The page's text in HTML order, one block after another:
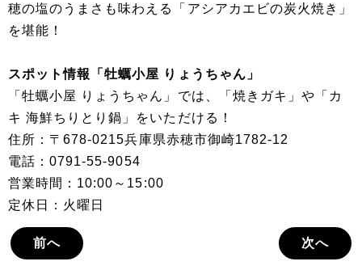
穂の塩のうまさも味わえる「アシアカエビの炭火焼き」
を堪能！
スポット情報「牡蠣小屋 りょうちゃん」
「牡蠣小屋 りょうちゃん」では、「焼きガキ」や「カ
キ 海鮮ちりとり鍋」をいただける！
住所：〒678-0215兵庫県赤穂市御崎1782-12
電話：0791-55-9054
営業時間：10:00～15:00
定休日：火曜日
前へ 次へ